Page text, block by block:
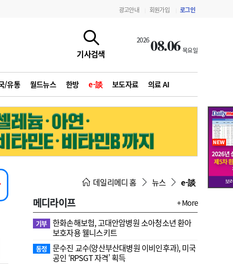
광고안내 회원가입 로그인
기사검색
202608.06 목요일
/유통 월드뉴스 한방 e-談 보도자료 의료 AI
지침·기준·평가 약제급여 심사 결과
데일리메디 홈 뉴스 e-談
메디라이프 + More
기부 한화손해보험, 고대안암병원 소아청소년 환아
보호자용 웰니스키트
동정
문수진 교수( 양산부산대병원 이비인후과), 미국
공인 ‘RPSGT 자격’ 획득